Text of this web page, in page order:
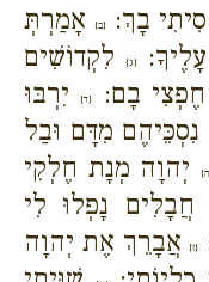
בָךְ: {ב}
אָמַרְתְּ
{ג}
לִקְדוֹשִׁים
בָם:
{ד}יִרְבּוּ
מִדָּם וּבַל
יְהוָה מְנָת חֶלְקִי
נָפְלוּ לִי
{ז}אֲבָרֵךְ אֶת יְהוָה